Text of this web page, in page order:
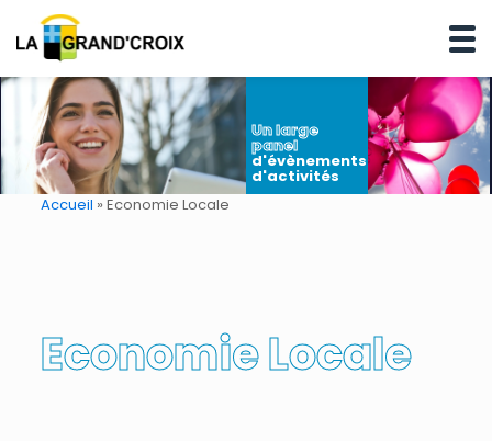
Un large
panel
d'évènements
d'activités
Accueil » Economie Locale
Economie Locale